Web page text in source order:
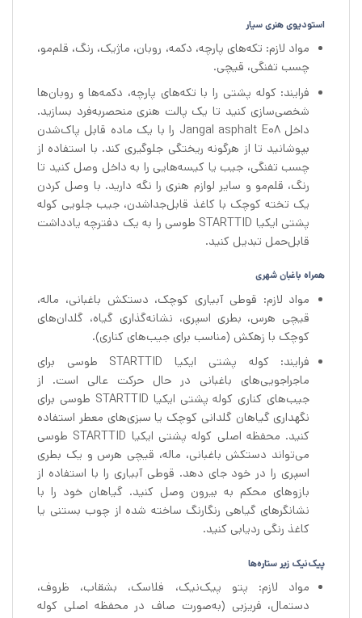
استودیوی هنری سیار
مواد لازم: تکه‌های پارچه، دکمه، روبان، ماژیک، رنگ، قلم‌مو،
چسب تفنگی، قیچی.
فرایند: کوله پشتی را با تکه‌های پارچه، دکمه‌ها و روبان‌ها
شخصی‌سازی کنید تا یک پالت هنری منحصربه‌فرد بسازید.
داخل Jangal asphalt E08 را با یک ماده قابل پاک‌شدن
بپوشانید تا از هرگونه ریختگی جلوگیری کند. با استفاده از
چسب تفنگی، جیب یا کیسه‌هایی را به داخل وصل کنید تا
رنگ، قلم‌مو و سایر لوازم هنری را نگه دارید. با وصل کردن
یک تخته کوچک با کاغذ قابل‌جداشدن، جیب جلویی کوله
پشتی ایکیا STARTTID طوسی را به یک دفترچه یادداشت
قابل‌حمل تبدیل کنید.
همراه باغبان شهری
مواد لازم: قوطی آبیاری کوچک، دستکش باغبانی، ماله،
قیچی هرس، بطری اسپری، نشانه‌گذاری گیاه، گلدان‌های
کوچک با زهکش (مناسب برای جیب‌های کناری).
فرایند: کوله پشتی ایکیا STARTTID طوسی برای
ماجراجویی‌های باغبانی در حال حرکت عالی است. از
جیب‌های کناری کوله پشتی ایکیا STARTTID طوسی برای
نگهداری گیاهان گلدانی کوچک یا سبزی‌های معطر استفاده
کنید. محفظه اصلی کوله پشتی ایکیا STARTTID طوسی
می‌تواند دستکش باغبانی، ماله، قیچی هرس و یک بطری
اسپری را در خود جای دهد. قوطی آبیاری را با استفاده از
بازوهای محکم به بیرون وصل کنید. گیاهان خود را با
نشانگرهای گیاهی رنگارنگ ساخته شده از چوب بستنی یا
کاغذ رنگی ردیابی کنید.
پیک‌نیک زیر ستاره‌ها
مواد لازم: پتو پیک‌نیک، فلاسک، بشقاب، ظروف،
دستمال، فریزبی (به‌صورت صاف در محفظه اصلی کوله